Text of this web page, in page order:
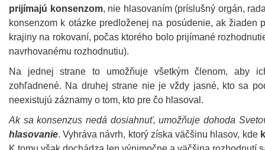
prijímajú konsenzom, nie hlasovaním (príslušný orgán,
konsenzom k otázke predloženej na posúdenie, ak žiaden
krajiny na rokovaní, počas ktorého bolo prijímané
navrhovanému rozhodnutiu).
Na jednej strane to umožňuje všetkým členom, aby
zohľadnené. Na druhej strane nie je vždy jasné, kto sa
neexistujú záznamy o tom, kto pre čo hlasoval.
Ak sa konsenzus nedá dosiahnuť, umožňuje dohoda
hlasovanie. Vyhráva návrh, ktorý získa väčšinu hlasov, kde